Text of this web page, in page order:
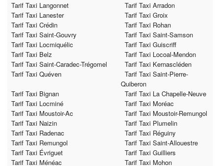
Tarif Taxi Langonnet
Tarif Taxi Arradon
Tarif Taxi Lanester
Tarif Taxi Groix
Tarif Taxi Crédin
Tarif Taxi Rohan
Tarif Taxi Saint-Gouvry
Tarif Taxi Saint-Samson
Tarif Taxi Locmiquélic
Tarif Taxi Guiscriff
Tarif Taxi Belz
Tarif Taxi Locoal-Mendon
Tarif Taxi Saint-Caradec-Trégomel
Tarif Taxi Kernascléden
Tarif Taxi Quéven
Tarif Taxi Saint-Pierre-
Quiberon
Tarif Taxi Bignan
Tarif Taxi La Chapelle-Neuve
Tarif Taxi Locminé
Tarif Taxi Moréac
Tarif Taxi Moustoir-Ac
Tarif Taxi Moustoir-Remungol
Tarif Taxi Naizin
Tarif Taxi Plumelin
Tarif Taxi Radenac
Tarif Taxi Réguiny
Tarif Taxi Remungol
Tarif Taxi Saint-Allouestre
Tarif Taxi Évriguet
Tarif Taxi Guilliers
Tarif Taxi Ménéac
Tarif Taxi Mohon